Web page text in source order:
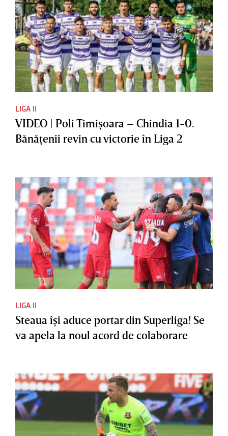
LIGA II
VIDEO | Poli Timişoara – Chindia 1-0.
Bănăţenii revin cu victorie în Liga 2
LIGA II
Steaua îşi aduce portar din Superliga! Se
va apela la noul acord de colaborare